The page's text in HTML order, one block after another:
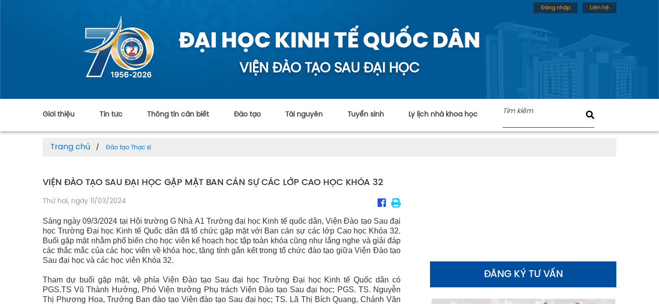
ĐẠI HỌC KINH TẾ QUỐC DÂN
VIỆN ĐÀO TẠO SAU ĐẠI HỌC
Đăng nhập Liên hệ
Giới thiệu Tin tức Thông tin cần biết Đào tạo Tài nguyên Tuyển sinh Lý lịch nhà khoa học
Trang chủ Đào tạo Thạc sĩ
VIỆN ĐÀO TẠO SAU ĐẠI HỌC GẶP MẶT BAN CÁN SỰ CÁC LỚP CAO HỌC KHÓA 32
Thứ hai, ngày 11/03/2024
Sáng ngày 09/3/2024 tại Hội trường G Nhà A1 Trường đại học Kinh tế quốc dân, Viện Đào tạo Sau đại
học Trường Đại học Kinh tế Quốc dân đã tổ chức gặp mặt với Ban cán sự các lớp Cao học Khóa 32.
Buổi gặp mặt nhằm phổ biến cho học viên kế hoạch học tập toàn khóa cũng như lắng nghe và giải đáp
các thắc mắc của các học viên về khóa học, tăng tính gắn kết trong tổ chức đào tạo giữa Viện Đào tạo
Sau đại học và các học viên Khóa 32.
Tham dự buổi gặp mặt, về phía Viện Đào tạo Sau đại học Trường Đại học Kinh tế Quốc dân có
PGS.TS Vũ Thành Hưởng, Phó Viện trưởng Phụ trách Viện Đào tạo Sau đại học; PGS. TS. Nguyễn
Thị Phương Hoa, Trưởng Ban đào tạo Viện đào tạo Sau đại học; TS. Lã Thị Bích Quang, Chánh Văn
ĐĂNG KÝ TƯ VẤN